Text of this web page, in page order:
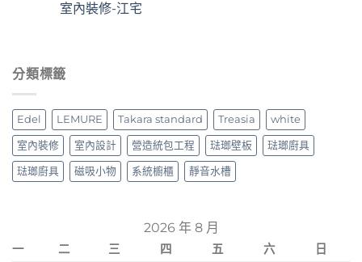
室內裝修-江宅
分類標籤
Edel LEMURE Takara standard Treasia white
室內裝修 室內設計 營造統包工程 琺瑯壁板 琺瑯廚具
琺瑯廚具 磁吸小物 系統櫥櫃 靜音水槽
2026 年 8 月
一 二 三 四 五 六 日